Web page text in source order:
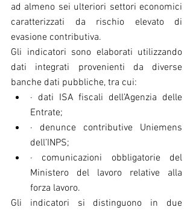
ad almeno sei ulteriori settori economici
caratterizzati da rischio elevato di
evasione contributiva.
Gli indicatori sono elaborati utilizzando
dati integrati provenienti da diverse
banche dati pubbliche, tra cui:
· dati ISA fiscali dell’Agenzia delle
Entrate;
· denunce contributive Uniemens
dell’INPS;
· comunicazioni obbligatorie del
Ministero del lavoro relative alla
forza lavoro.
Gli indicatori si distinguono in due